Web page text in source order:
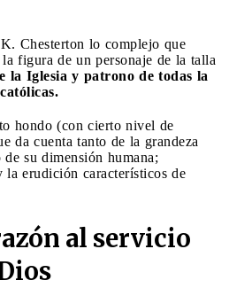
Chesterton lo complejo que
figura de un personaje de la talla
la Iglesia y patrono de todas la
hondo (con cierto nivel de
da cuenta tanto de la grandeza
su dimensión humana;
la erudición característicos de
al servicio